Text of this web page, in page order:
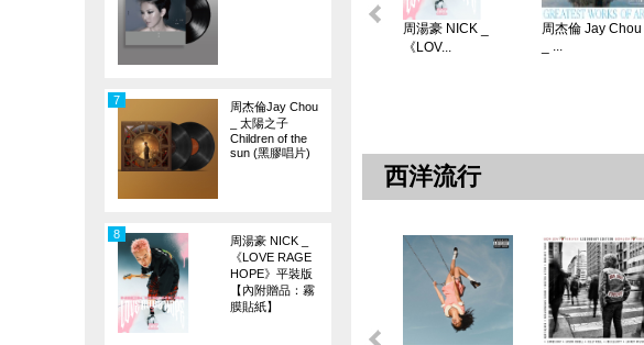
周杰倫Jay Chou
_ 太陽之子
Children of the
sun (黑膠唱片)
7
周湯豪 NICK _
《LOVE RAGE
HOPE》平裝版
【內附贈品：霧
膜貼紙】
8
周湯豪 NICK _
《LOV...
周杰倫 Jay Chou
_ ...
西洋流行